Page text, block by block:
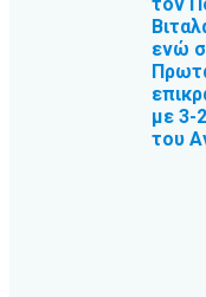
ενώ
με 3-
του